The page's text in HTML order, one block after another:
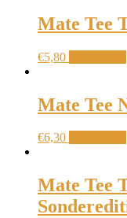
Mate Tee
€5,80
Mate Tee
€6,30
Mate Tee